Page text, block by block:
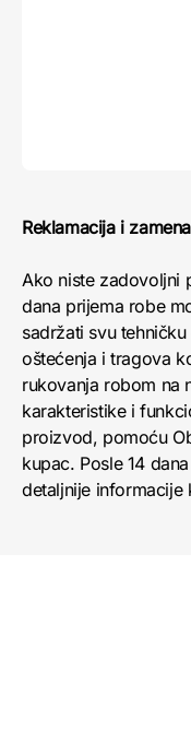
Reklamacija i
Ako niste zadovoljni
dana prijema robe
sadržati svu
oštećenja i tragova
rukovanja robom na
karakteristike i
proizvod, pomoću
kupac. Posle 14
detaljnije informacije